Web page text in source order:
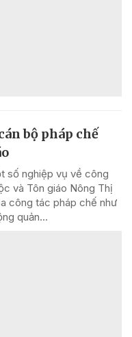
bộ pháp chế
số nghiệp vụ về công
và Tôn giáo Nông Thị
công tác pháp chế như
quản...